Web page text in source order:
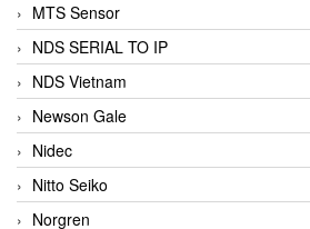
MTS Sensor
NDS SERIAL TO IP
NDS Vietnam
Newson Gale
Nidec
Nitto Seiko
Norgren